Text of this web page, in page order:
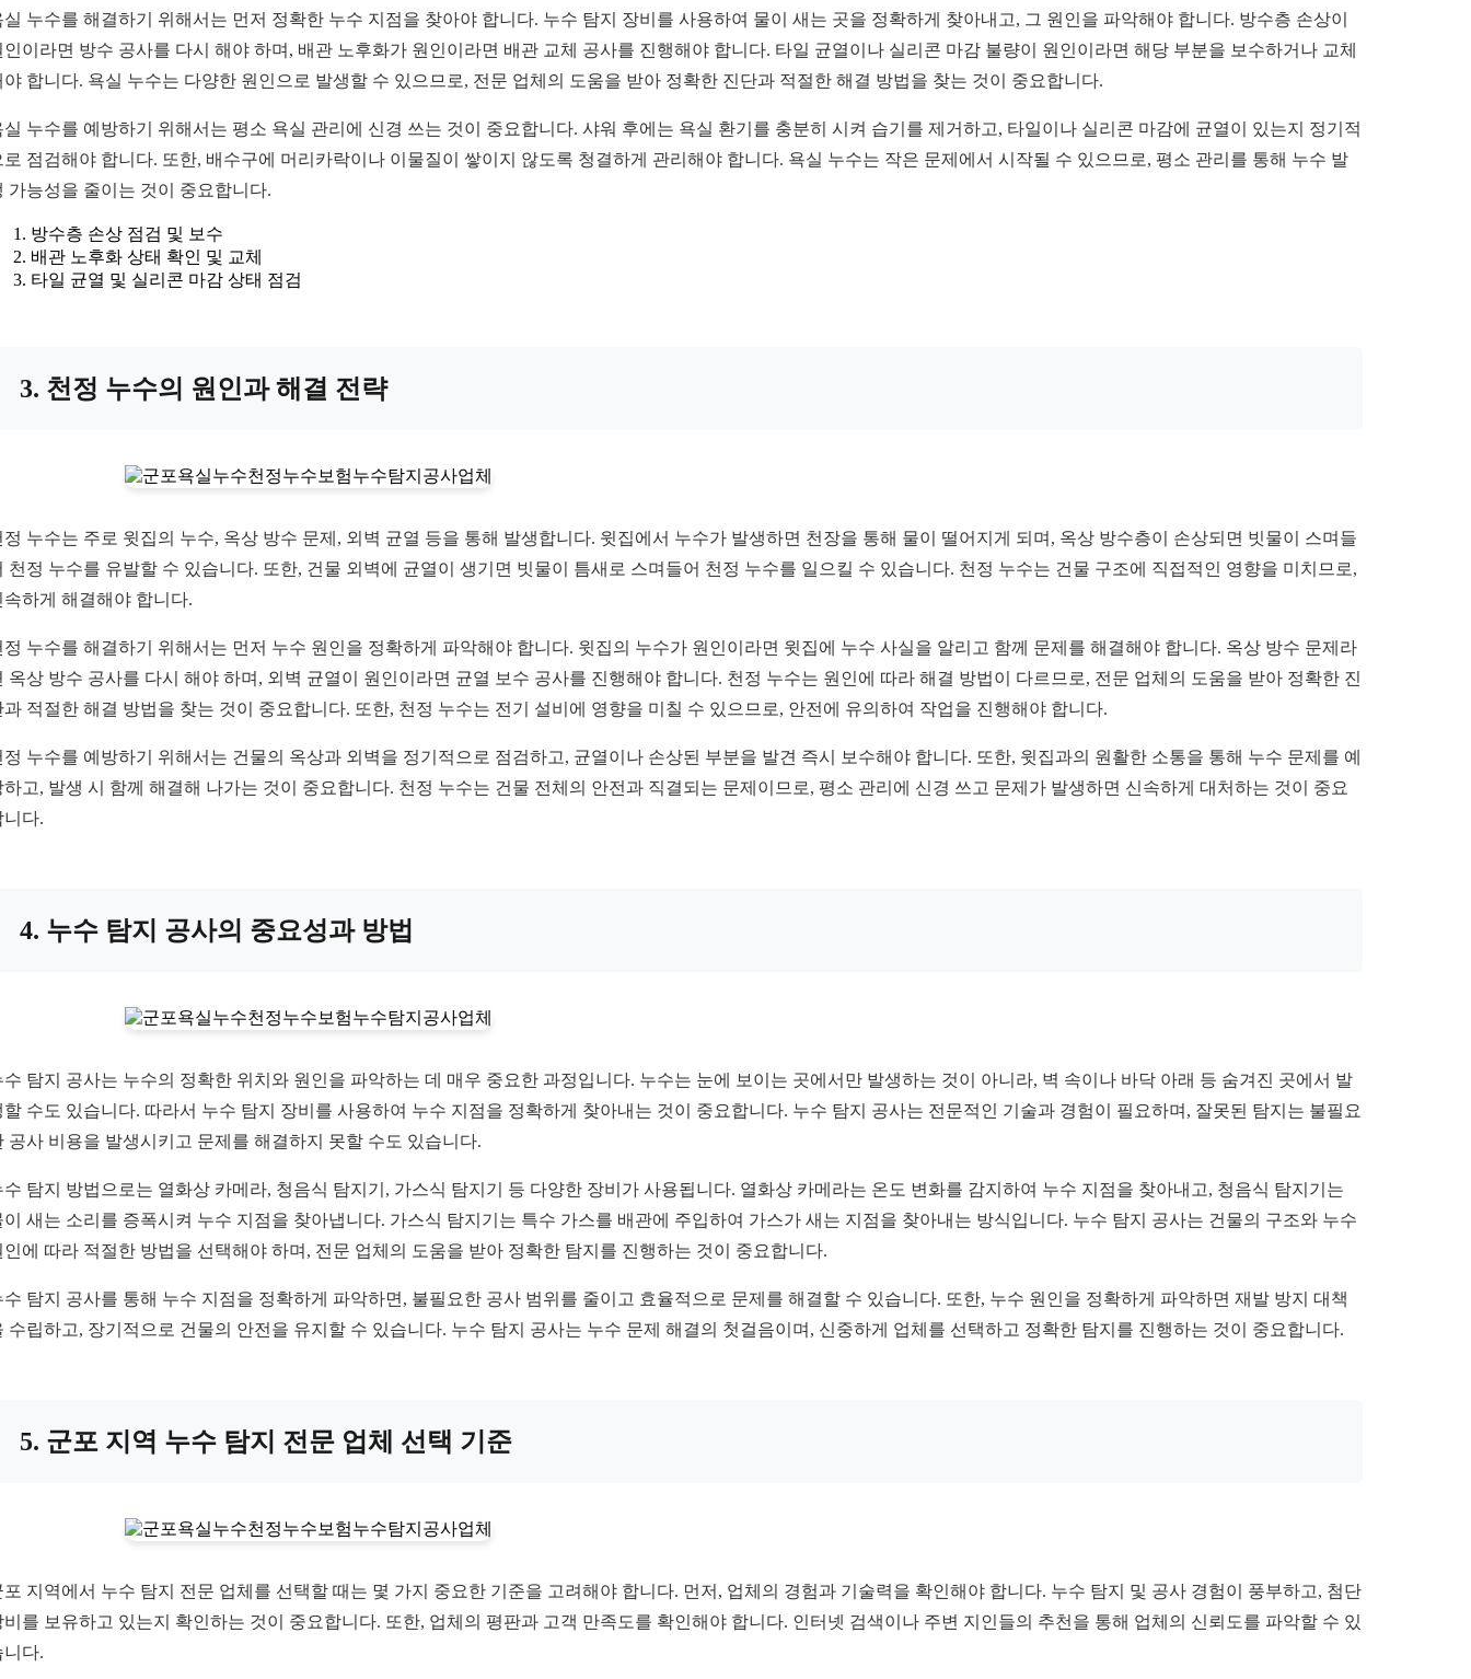
실 누수를 해결하기 위해서는 먼저 정확한 누수 지점을 찾아야 합니다. 누수 탐지 장비를 사용하여 물이 새는 곳을 정확하게 찾아내고, 그 원인을 파악해야 합니다. 방수층 손상이
인이라면 방수 공사를 다시 해야 하며, 배관 노후화가 원인이라면 배관 교체 공사를 진행해야 합니다. 타일 균열이나 실리콘 마감 불량이 원인이라면 해당 부분을 보수하거나 교체
야 합니다. 욕실 누수는 다양한 원인으로 발생할 수 있으므로, 전문 업체의 도움을 받아 정확한 진단과 적절한 해결 방법을 찾는 것이 중요합니다.
실 누수를 예방하기 위해서는 평소 욕실 관리에 신경 쓰는 것이 중요합니다. 샤워 후에는 욕실 환기를 충분히 시켜 습기를 제거하고, 타일이나 실리콘 마감에 균열이 있는지 정기적
로 점검해야 합니다. 또한, 배수구에 머리카락이나 이물질이 쌓이지 않도록 청결하게 관리해야 합니다. 욕실 누수는 작은 문제에서 시작될 수 있으므로, 평소 관리를 통해 누수 발
가능성을 줄이는 것이 중요합니다.
방수층 손상 점검 및 보수
배관 노후화 상태 확인 및 교체
타일 균열 및 실리콘 마감 상태 점검
3. 천정 누수의 원인과 해결 전략
정 누수는 주로 윗집의 누수, 옥상 방수 문제, 외벽 균열 등을 통해 발생합니다. 윗집에서 누수가 발생하면 천장을 통해 물이 떨어지게 되며, 옥상 방수층이 손상되면 빗물이 스며들
천정 누수를 유발할 수 있습니다. 또한, 건물 외벽에 균열이 생기면 빗물이 틈새로 스며들어 천정 누수를 일으킬 수 있습니다. 천정 누수는 건물 구조에 직접적인 영향을 미치므로,
속하게 해결해야 합니다.
정 누수를 해결하기 위해서는 먼저 누수 원인을 정확하게 파악해야 합니다. 윗집의 누수가 원인이라면 윗집에 누수 사실을 알리고 함께 문제를 해결해야 합니다. 옥상 방수 문제라
옥상 방수 공사를 다시 해야 하며, 외벽 균열이 원인이라면 균열 보수 공사를 진행해야 합니다. 천정 누수는 원인에 따라 해결 방법이 다르므로, 전문 업체의 도움을 받아 정확한 진
과 적절한 해결 방법을 찾는 것이 중요합니다. 또한, 천정 누수는 전기 설비에 영향을 미칠 수 있으므로, 안전에 유의하여 작업을 진행해야 합니다.
정 누수를 예방하기 위해서는 건물의 옥상과 외벽을 정기적으로 점검하고, 균열이나 손상된 부분을 발견 즉시 보수해야 합니다. 또한, 윗집과의 원활한 소통을 통해 누수 문제를 예
하고, 발생 시 함께 해결해 나가는 것이 중요합니다. 천정 누수는 건물 전체의 안전과 직결되는 문제이므로, 평소 관리에 신경 쓰고 문제가 발생하면 신속하게 대처하는 것이 중요
니다.
4. 누수 탐지 공사의 중요성과 방법
수 탐지 공사는 누수의 정확한 위치와 원인을 파악하는 데 매우 중요한 과정입니다. 누수는 눈에 보이는 곳에서만 발생하는 것이 아니라, 벽 속이나 바닥 아래 등 숨겨진 곳에서 발
할 수도 있습니다. 따라서 누수 탐지 장비를 사용하여 누수 지점을 정확하게 찾아내는 것이 중요합니다. 누수 탐지 공사는 전문적인 기술과 경험이 필요하며, 잘못된 탐지는 불필요
공사 비용을 발생시키고 문제를 해결하지 못할 수도 있습니다.
수 탐지 방법으로는 열화상 카메라, 청음식 탐지기, 가스식 탐지기 등 다양한 장비가 사용됩니다. 열화상 카메라는 온도 변화를 감지하여 누수 지점을 찾아내고, 청음식 탐지기는
이 새는 소리를 증폭시켜 누수 지점을 찾아냅니다. 가스식 탐지기는 특수 가스를 배관에 주입하여 가스가 새는 지점을 찾아내는 방식입니다. 누수 탐지 공사는 건물의 구조와 누수
인에 따라 적절한 방법을 선택해야 하며, 전문 업체의 도움을 받아 정확한 탐지를 진행하는 것이 중요합니다.
수 탐지 공사를 통해 누수 지점을 정확하게 파악하면, 불필요한 공사 범위를 줄이고 효율적으로 문제를 해결할 수 있습니다. 또한, 누수 원인을 정확하게 파악하면 재발 방지 대책
수립하고, 장기적으로 건물의 안전을 유지할 수 있습니다. 누수 탐지 공사는 누수 문제 해결의 첫걸음이며, 신중하게 업체를 선택하고 정확한 탐지를 진행하는 것이 중요합니다.
5. 군포 지역 누수 탐지 전문 업체 선택 기준
포 지역에서 누수 탐지 전문 업체를 선택할 때는 몇 가지 중요한 기준을 고려해야 합니다. 먼저, 업체의 경험과 기술력을 확인해야 합니다. 누수 탐지 및 공사 경험이 풍부하고, 첨단
비를 보유하고 있는지 확인하는 것이 중요합니다. 또한, 업체의 평판과 고객 만족도를 확인해야 합니다. 인터넷 검색이나 주변 지인들의 추천을 통해 업체의 신뢰도를 파악할 수 있
니다.